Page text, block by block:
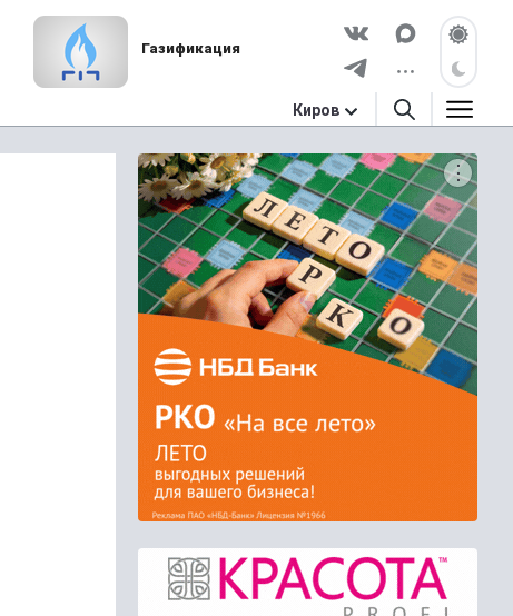
Газификация
Киров